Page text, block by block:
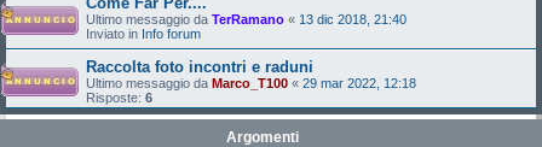
Ultimo messaggio da TerRamano « 13 dic 2018, 21:40
Inviato in Info forum
Raccolta foto incontri e raduni
Ultimo messaggio da Marco_T100 « 29 mar 2022, 12:18
Risposte: 6
Argomenti